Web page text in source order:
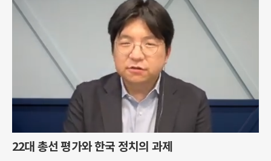
22대 총선 평가와 한국 정치의 과제